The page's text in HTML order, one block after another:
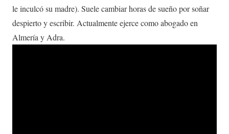
le inculcó su madre). Suele cambiar horas de sueño por soñar
despierto y escribir. Actualmente ejerce como abogado en
Almería y Adra.